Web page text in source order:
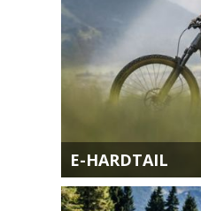
E-HARDTAIL